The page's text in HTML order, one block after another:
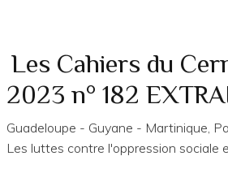
année
1999
n°
Les Cahiers du
2023 n° 182
Guadeloupe - Guyane - Martinique,
Les luttes contre l'oppression sociale